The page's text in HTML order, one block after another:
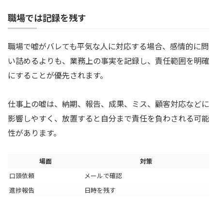
職場では記録を残す
職場で嘘がバレても平気な人に対応する場合、感情的に問
い詰めるよりも、業務上の事実を記録し、責任範囲を明確
にすることが優先されます。
仕事上の嘘は、納期、報告、成果、ミス、顧客対応などに
影響しやすく、放置すると自分まで責任を負わされる可能
性があります。
場面
対策
口頭依頼
メールで確認
進捗報告
日時を残す